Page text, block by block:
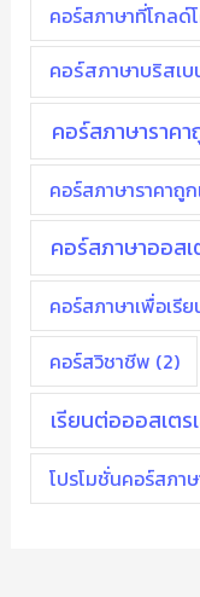
คอร์สภาษาที่โกลด์
คอร์สภาษาบริสเบ
คอร์สภาษาราคา
คอร์สภาษาราคาถู
คอร์สภาษาออสเ
คอร์สภาษาเพื่อเรี
คอร์สวิชาชีพ (2)
เรียนต่อออสเตร
โปรโมชั่นคอร์สภา